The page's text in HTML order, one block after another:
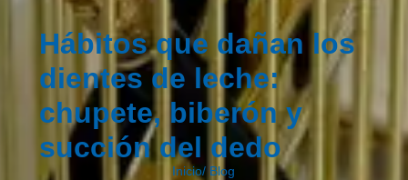
Hábitos que dañan los
dientes de leche:
chupete, biberón y
succión del dedo
Inicio/ Blog